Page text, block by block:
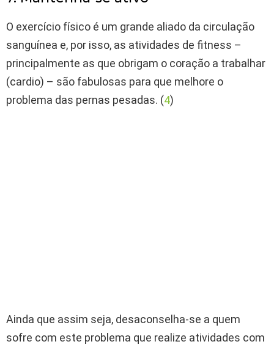
O exercício físico é um grande aliado da circulação
sanguínea e, por isso, as atividades de fitness –
principalmente as que obrigam o coração a trabalhar
(cardio) – são fabulosas para que melhore o
problema das pernas pesadas. (4)
Ainda que assim seja, desaconselha-se a quem
sofre com este problema que realize atividades com